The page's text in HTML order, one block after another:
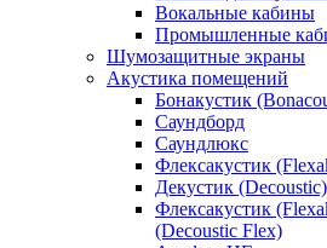
Вокальные кабины
Промышленные
Шумозащитные экраны
Акустика помещений
Бонакустик
Саундборд
Саундлюкс
Флексакустик
Декустик (Decoustic)
Флексакустик
(Decoustic Flex)